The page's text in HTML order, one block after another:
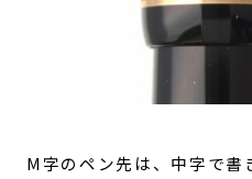
M字のペン先は、中字で書